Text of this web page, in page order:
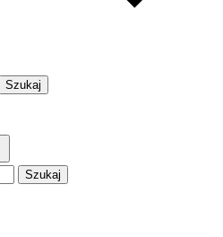
Szukaj
Szukaj